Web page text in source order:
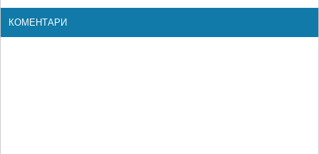
КОМЕНТАРИ